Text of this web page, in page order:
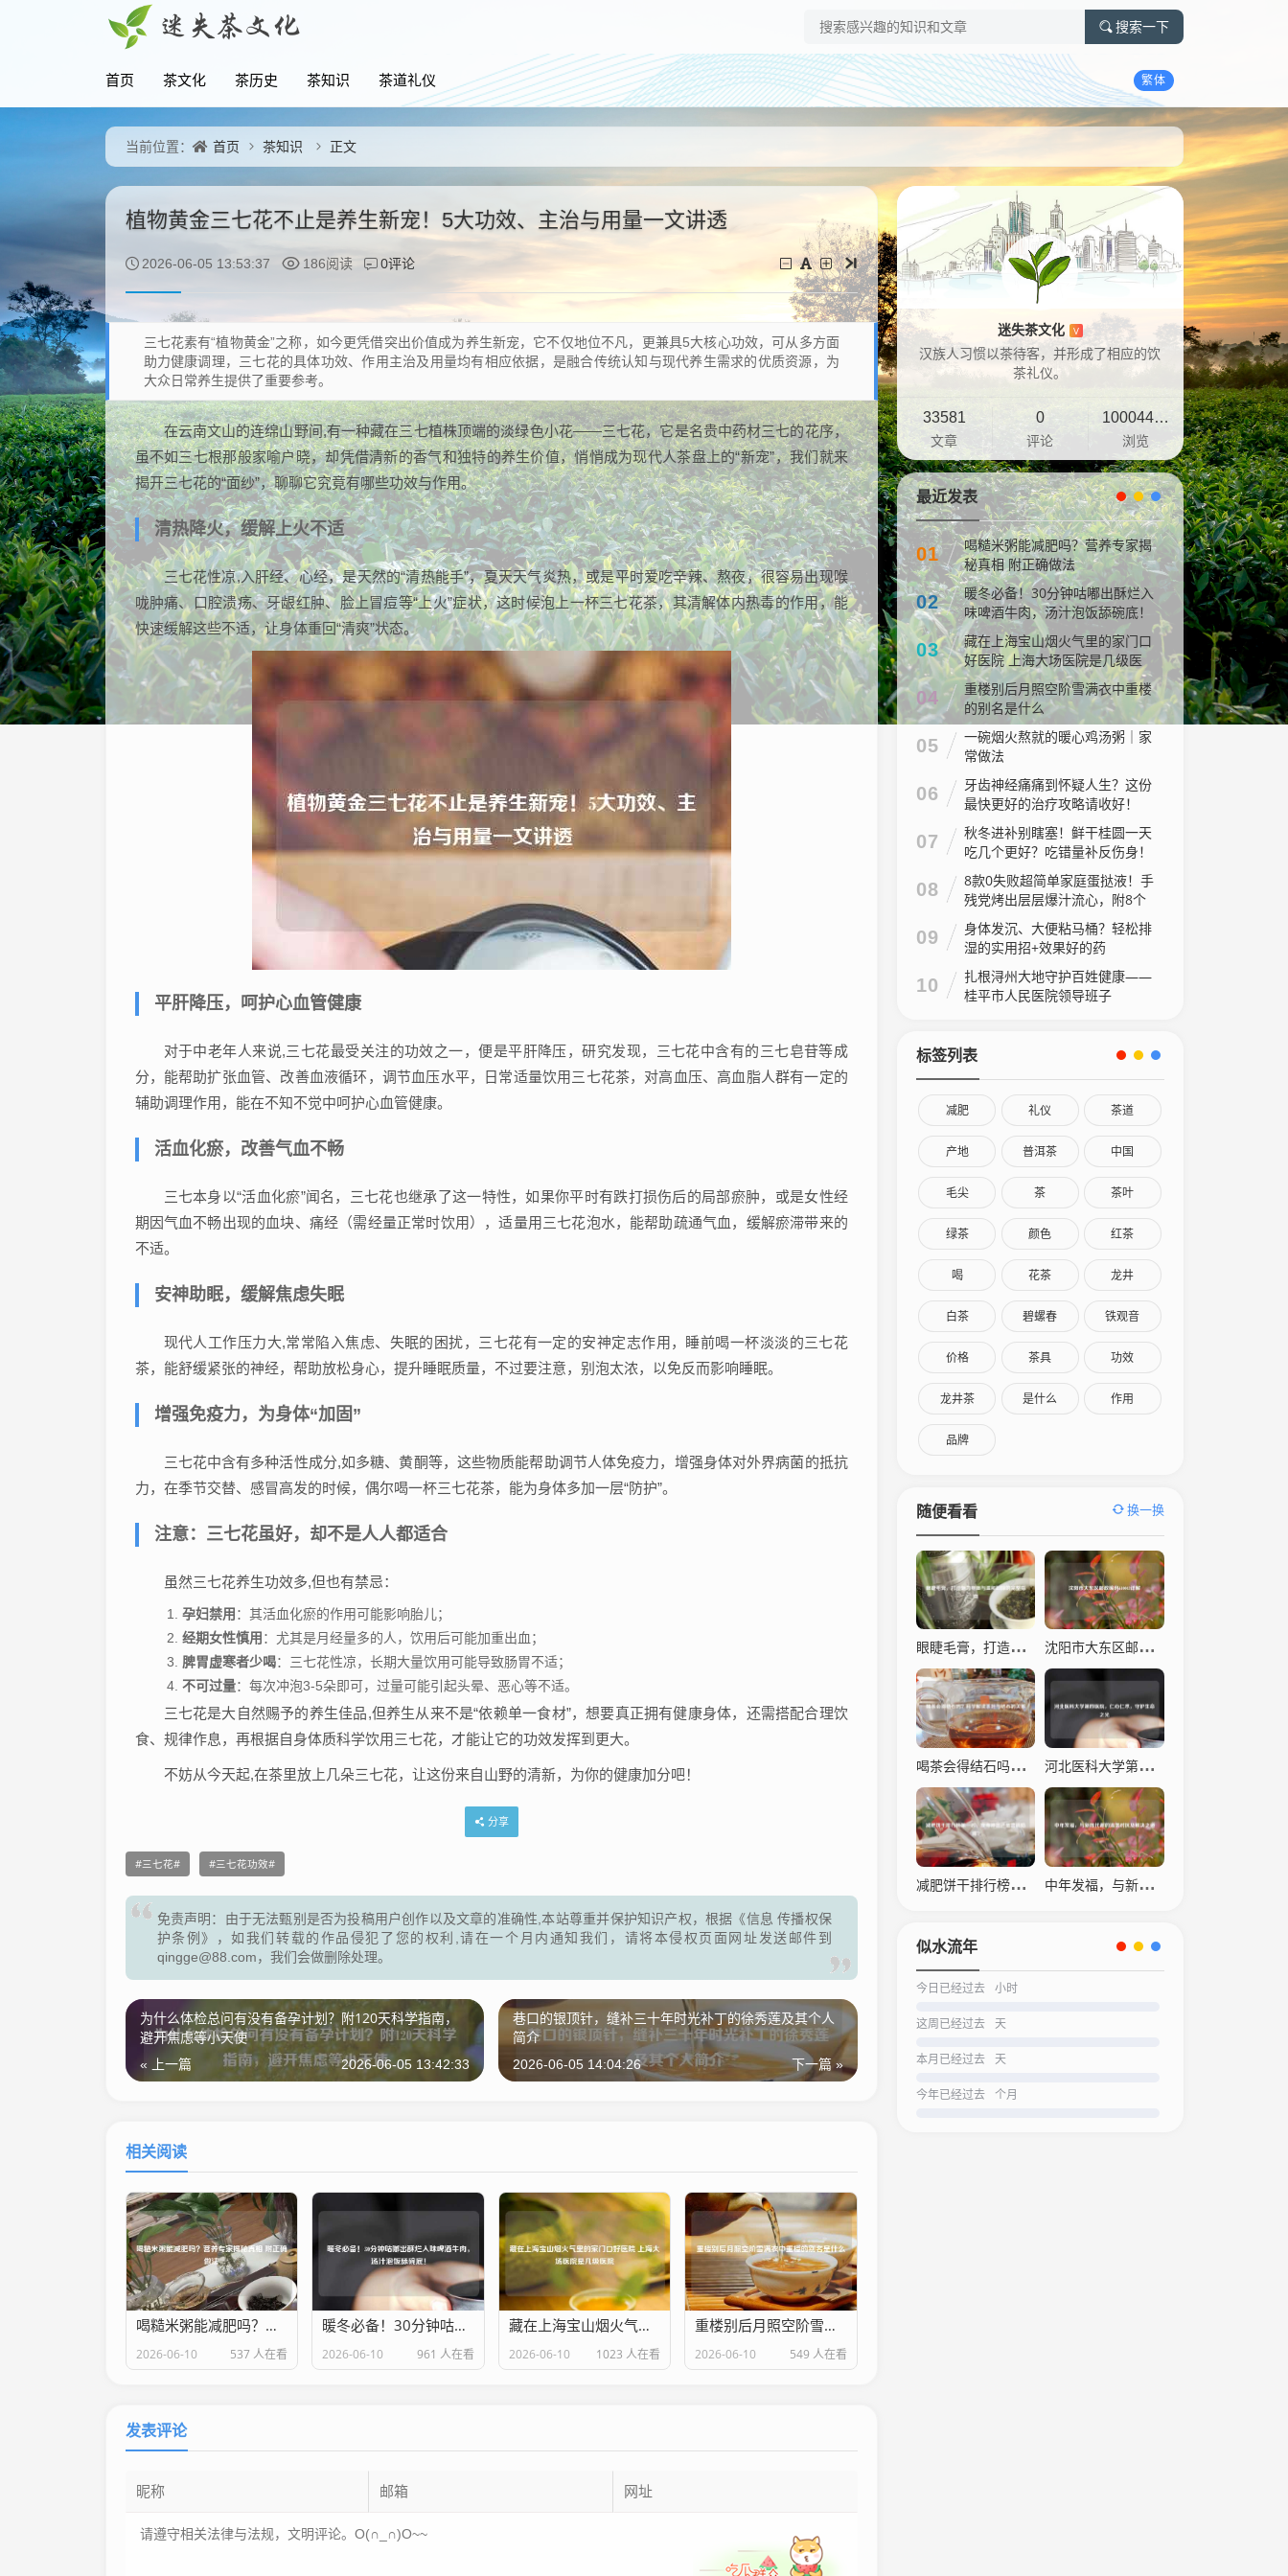
搜索一下
首页 茶文化 茶历史 茶知识 茶道礼仪 繁体
当前位置： 首页 茶知识 正文
植物黄金三七花不止是养生新宠！5大功效、主治与用量一文讲透
2026-06-05 13:53:37 186阅读 0评论
三七花素有“植物黄金”之称，如今更凭借突出价值成为养生新宠，它不仅地位不凡，更兼具5大核心功效，可从多方面
助力健康调理，三七花的具体功效、作用主治及用量均有相应依据，是融合传统认知与现代养生需求的优质资源，为
大众日常养生提供了重要参考。
在云南文山的连绵山野间,有一种藏在三七植株顶端的淡绿色小花——三七花，它是名贵中药材三七的花序，
虽不如三七根那般家喻户晓，却凭借清新的香气和独特的养生价值，悄悄成为现代人茶盘上的“新宠”，我们就来
揭开三七花的“面纱”，聊聊它究竟有哪些功效与作用。
清热降火，缓解上火不适
三七花性凉,入肝经、心经，是天然的“清热能手”，夏天天气炎热，或是平时爱吃辛辣、熬夜，很容易出现喉
咙肿痛、口腔溃疡、牙龈红肿、脸上冒痘等“上火”症状，这时候泡上一杯三七花茶，其清解体内热毒的作用，能
快速缓解这些不适，让身体重回“清爽”状态。
平肝降压，呵护心血管健康
对于中老年人来说,三七花最受关注的功效之一，便是平肝降压，研究发现，三七花中含有的三七皂苷等成
分，能帮助扩张血管、改善血液循环，调节血压水平，日常适量饮用三七花茶，对高血压、高血脂人群有一定的
辅助调理作用，能在不知不觉中呵护心血管健康。
活血化瘀，改善气血不畅
三七本身以“活血化瘀”闻名，三七花也继承了这一特性，如果你平时有跌打损伤后的局部瘀肿，或是女性经
期因气血不畅出现的血块、痛经（需经量正常时饮用），适量用三七花泡水，能帮助疏通气血，缓解瘀滞带来的
不适。
安神助眠，缓解焦虑失眠
现代人工作压力大,常常陷入焦虑、失眠的困扰，三七花有一定的安神定志作用，睡前喝一杯淡淡的三七花
茶，能舒缓紧张的神经，帮助放松身心，提升睡眠质量，不过要注意，别泡太浓，以免反而影响睡眠。
增强免疫力，为身体“加固”
三七花中含有多种活性成分,如多糖、黄酮等，这些物质能帮助调节人体免疫力，增强身体对外界病菌的抵抗
力，在季节交替、感冒高发的时候，偶尔喝一杯三七花茶，能为身体多加一层“防护”。
注意：三七花虽好，却不是人人都适合
虽然三七花养生功效多,但也有禁忌：
孕妇禁用 ：其活血化瘀的作用可能影响胎儿；
经期女性慎用 ：尤其是月经量多的人，饮用后可能加重出血；
脾胃虚寒者少喝：三七花性凉，长期大量饮用可能导致肠胃不适；
不可过量：每次冲泡3-5朵即可，过量可能引起头晕、恶心等不适。
三七花是大自然赐予的养生佳品,但养生从来不是“依赖单一食材”，想要真正拥有健康身体，还需搭配合理饮
食、规律作息，再根据自身体质科学饮用三七花，才能让它的功效发挥到更大。
不妨从今天起,在茶里放上几朵三七花，让这份来自山野的清新，为你的健康加分吧！
分享
三七花 三七花功效
免责声明：由于无法甄别是否为投稿用户创作以及文章的准确性,本站尊重并保护知识产权，根据《信息 传播权保
护条例》，如我们转载的作品侵犯了您的权利,请在一个月内通知我们，请将本侵权页面网址发送邮件到
qingge@88.com，我们会做删除处理。
为什么体检总问有没有备孕计划？附120天科学指南，
避开焦虑等小天使
« 上一篇 2026-06-05 13:42:33
巷口的银顶针，缝补三十年时光补丁的徐秀莲及其个人
简介
下一篇 »
2026-06-05 14:04:26
相关阅读
喝糙米粥能减肥吗？营养专家揭秘真相 附正确做法
2026-06-10 537 人在看
暖冬必备！30分钟咕嘟出酥烂入味啤酒牛肉，汤汁泡饭舔碗底！
2026-06-10 961 人在看
藏在上海宝山烟火气里的家门口好医院 上海大场医院是几级医院
2026-06-10 1023 人在看
重楼别后月照空阶雪满衣中重楼的别名是什么
2026-06-10 549 人在看
发表评论
迷失茶文化 V
汉族人习惯以茶待客，并形成了相应的饮
茶礼仪。
33581
文章
0
评论
10004401
浏览
最近发表
01
喝糙米粥能减肥吗？营养专家揭
秘真相 附正确做法
02
暖冬必备！30分钟咕嘟出酥烂入
味啤酒牛肉，汤汁泡饭舔碗底！
03
藏在上海宝山烟火气里的家门口
好医院 上海大场医院是几级医
院
04
重楼别后月照空阶雪满衣中重楼
的别名是什么
05
一碗烟火熬就的暖心鸡汤粥｜家
常做法
06
牙齿神经痛痛到怀疑人生？这份
最快更好的治疗攻略请收好！
07
秋冬进补别瞎塞！鲜干桂圆一天
吃几个更好？吃错量补反伤身！
08
8款0失败超简单家庭蛋挞液！手
残党烤出层层爆汁流心，附8个
家庭做法视频
09
身体发沉、大便粘马桶？轻松排
湿的实用招+效果好的药
10
扎根浔州大地守护百姓健康——
桂平市人民医院领导班子
标签列表
减肥 礼仪 茶道
产地 普洱茶 中国
毛尖 茶 茶叶
绿茶 颜色 红茶
喝 花茶 龙井
白茶 碧螺春 铁观音
价格 茶具 功效
龙井茶 是什么 作用
品牌
随便看看 换一换
眼睫毛膏，打造魅力电眼与温和卸除的完整指南 沈阳市大东区邮政编码110043详解
喝茶会得结石吗？科学解读茶叶与结石的关系 河北医科大学第四医院，仁心仁术，守护生命之光
减肥饼干排行榜之一名，瘦身神器还是营销陷阱？ 中年发福，与新陈代谢的温柔对抗及解决之道
似水流年
今日已经过去 小时
这周已经过去 天
本月已经过去 天
今年已经过去 个月